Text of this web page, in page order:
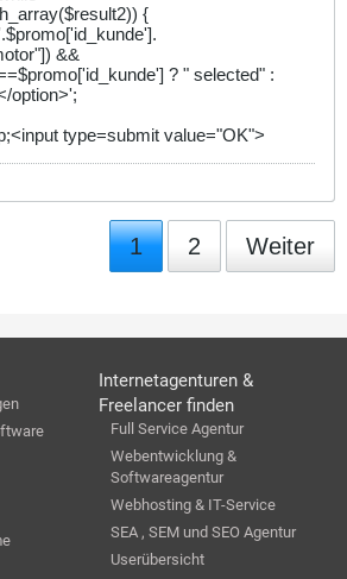
{
&&
? " selected" :
option>';
type=submit value="OK">
1 2 Weiter
Internetagenturen &
Freelancer finden
Full Service Agentur
Webentwicklung &
Softwareagentur
Webhosting & IT-Service
SEA , SEM und SEO Agentur
Userübersicht